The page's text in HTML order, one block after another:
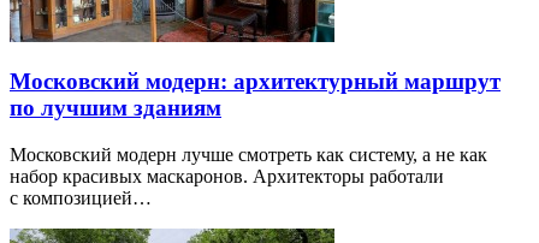
Московский модерн: архитектурный маршрут
по лучшим зданиям
Московский модерн лучше смотреть как систему, а не как
набор красивых маскаронов. Архитекторы работали
с композицией…